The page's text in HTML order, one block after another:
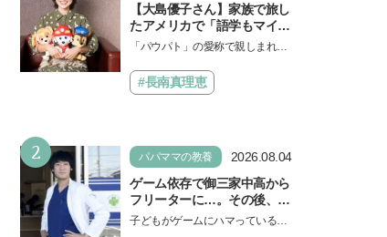
【大島優子さん】家族で旅し
たアメリカで「語学もマイン
ドも！ 子どもの成長はすごか
『パウ・パトロール ザ・ダイ
ノ・ムービー』ではあきらめ
「パウパト」の愛称で親しまれる
の劇場版シリーズ第3弾、映画『パ
ウ・パトロール ザ…
#長南真理恵
2 パパママの教養
2026.08.04
ゲーム依存で御三家中高から
フリーターに…。その後、医
学部へ逆転合格した現役医師
子どもがゲームにハマっている